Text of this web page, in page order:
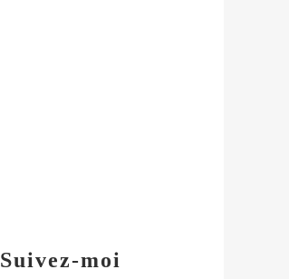
Suivez-moi